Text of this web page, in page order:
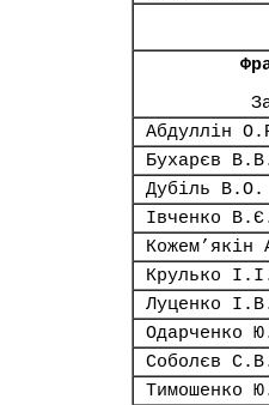
Абдуллін
Бухарєв
Дубіль В.О.
Івченко
Кожем’якін
Крулько
Луценко
Одарченко
Соболєв
Тимошенко